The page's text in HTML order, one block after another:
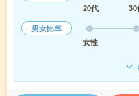
20代
30
男女比率
女性